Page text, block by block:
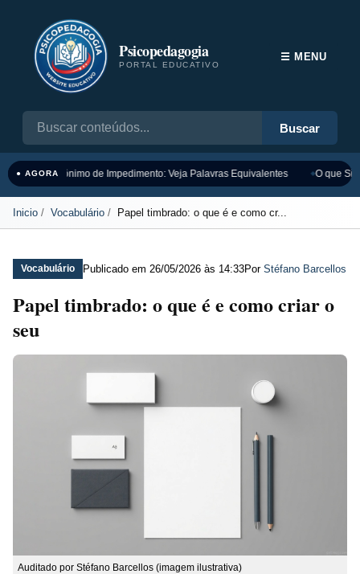
Psicopedagogia
PORTAL EDUCATIVO
Buscar
☰ MENU
● AGORASinônimo de Impedimento: Veja Palavras Equivalentes O que
Inicio Vocabulário Papel timbrado: o que é e como cr...
Vocabulário Publicado em 26/05/2026 às 14:33Por Stéfano Barcellos
Papel timbrado: o que é e como criar o
seu
Auditado por Stéfano Barcellos (imagem ilustrativa)